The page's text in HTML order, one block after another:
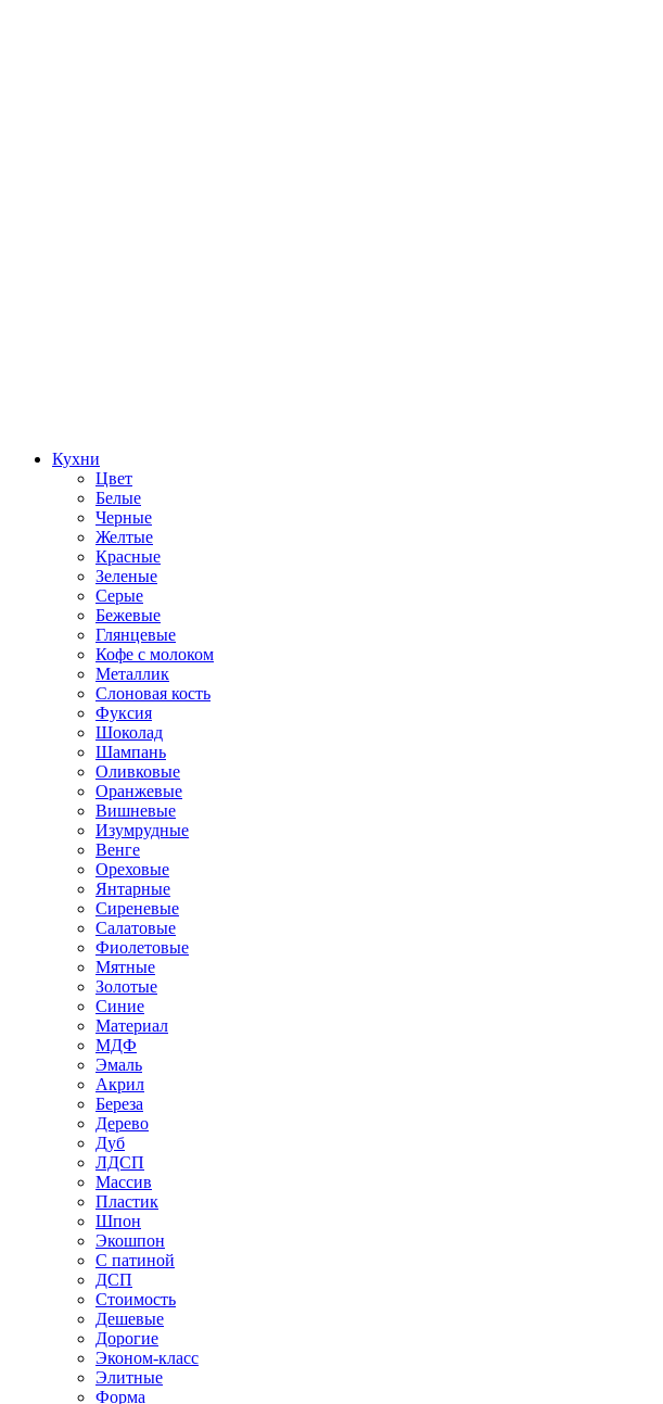
Кухни
Цвет
Белые
Черные
Желтые
Красные
Зеленые
Серые
Бежевые
Глянцевые
Кофе с молоком
Металлик
Слоновая кость
Фуксия
Шоколад
Шампань
Оливковые
Оранжевые
Вишневые
Изумрудные
Венге
Ореховые
Янтарные
Сиреневые
Салатовые
Фиолетовые
Мятные
Золотые
Синие
Материал
МДФ
Эмаль
Акрил
Береза
Дерево
Дуб
ЛДСП
Массив
Пластик
Шпон
Экошпон
С патиной
ДСП
Стоимость
Дешевые
Дорогие
Эконом-класс
Элитные
Форма